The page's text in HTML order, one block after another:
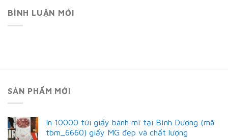
BÌNH LUẬN MỚI
SẢN PHẨM MỚI
In 10000 túi giấy bánh mì tại Bình Dương (mã
tbm_6660) giấy MG đẹp và chất lượng